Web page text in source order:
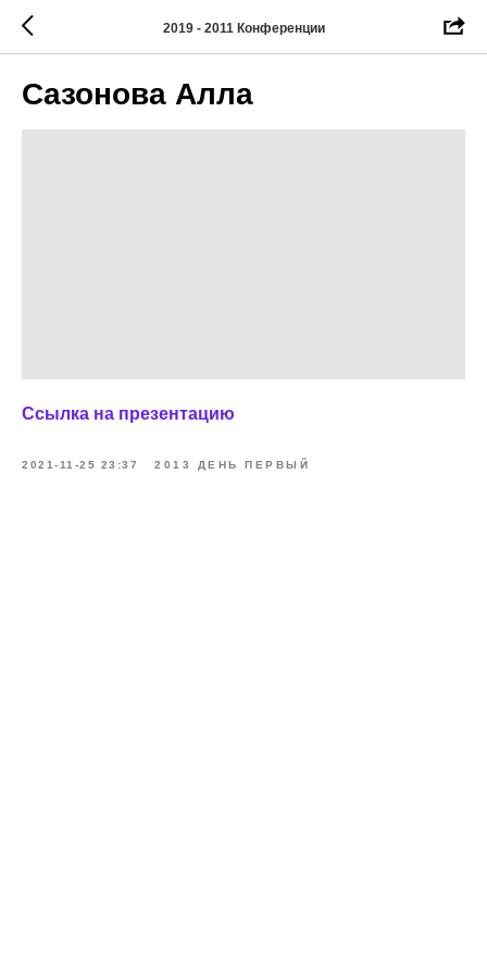
2019 - 2011 Конференции
Сазонова Алла
Ссылка на презентацию
2021-11-25 23:37 2013 ДЕНЬ ПЕРВЫЙ